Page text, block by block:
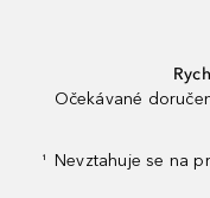
Očekávané
¹ Nevztahuje se na